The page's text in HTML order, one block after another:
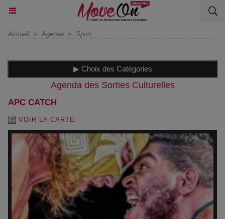
Accueil > Agenda > Sport
▶ Choix des Catégories
Agenda des Sorties Culturelles
APC CATCH
VOIR LA CARTE